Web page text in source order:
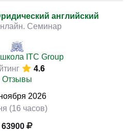
английский
Семинар
ITC Group
4.6
Отзывы
2026
(16 часов)
63900